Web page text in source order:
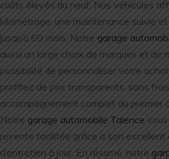
coûts élevés du neuf. Nos véhicules
kilométrage, une maintenance suivie
jusqu’à 60 mois. Notre garage
aussi un large choix de marques et de
possibilité de personnaliser votre
profitez de prix transparents, sans
accompagnement complet du premier
Notre garage automobile Talence
revente facilitée grâce à son
d’entretien à jour. En résumé, notre